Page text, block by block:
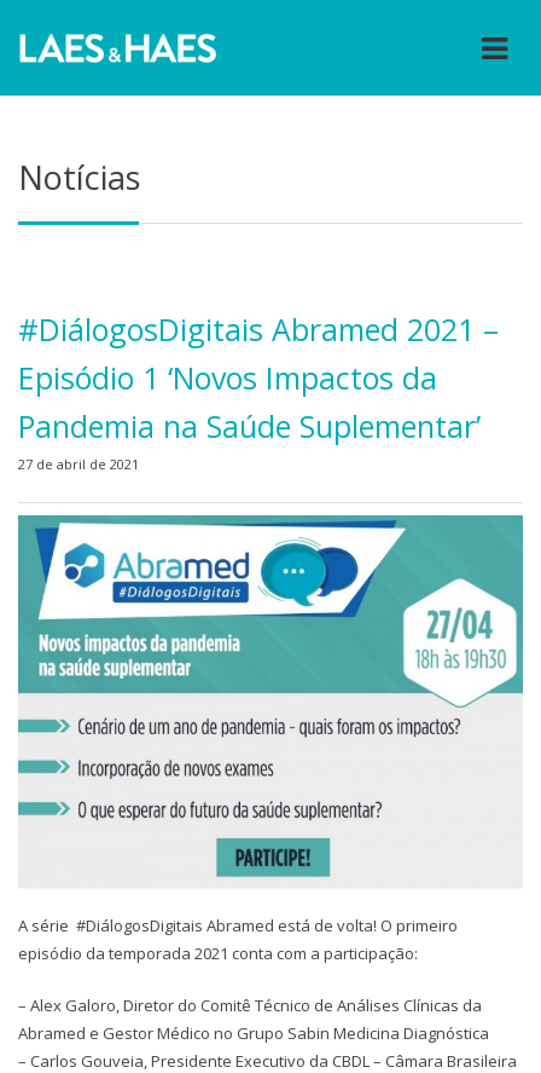
Notícias
#DiálogosDigitais Abramed 2021 –
Episódio 1 ‘Novos Impactos da
Pandemia na Saúde Suplementar’
27 de abril de 2021
A série #DiálogosDigitais​ Abramed está de volta! O primeiro
episódio da temporada 2021 conta com a participação:
– Alex Galoro, Diretor do Comitê Técnico de Análises Clínicas da
Abramed e Gestor Médico no Grupo Sabin Medicina Diagnóstica
– Carlos Gouveia, Presidente Executivo da CBDL – Câmara Brasileira